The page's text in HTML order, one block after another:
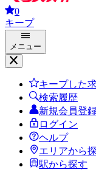
0
キープ
メニュー
キープした
検索履歴
新規会員登
ログイン
ヘルプ
エリアから
駅から探す